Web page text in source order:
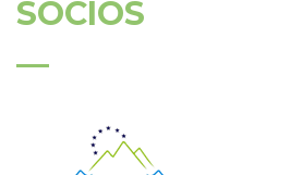
SOCIOS